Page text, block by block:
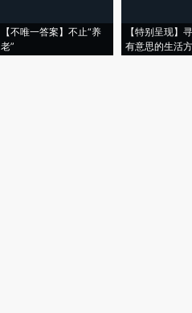
【不唯一答案】不止“养
老”
【特别呈现】
有意思的生活